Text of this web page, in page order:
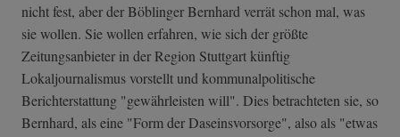
nicht fest, aber der Böblinger Bernhard verrät schon mal, was
sie wollen. Sie wollen erfahren, wie sich der größte
Zeitungsanbieter in der Region Stuttgart künftig
Lokaljournalismus vorstellt und kommunalpolitische
Berichterstattung "gewährleisten will". Dies betrachteten sie, so
Bernhard, als eine "Form der Daseinsvorsorge", also als "etwas